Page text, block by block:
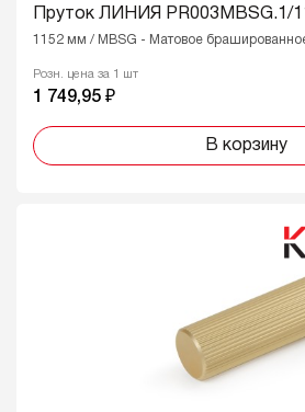
Пруток ЛИНИЯ PR003MBSG.1/
1152 мм / MBSG - Матовое
Розн. цена за 1 шт
1 749,95 ₽
В корзину